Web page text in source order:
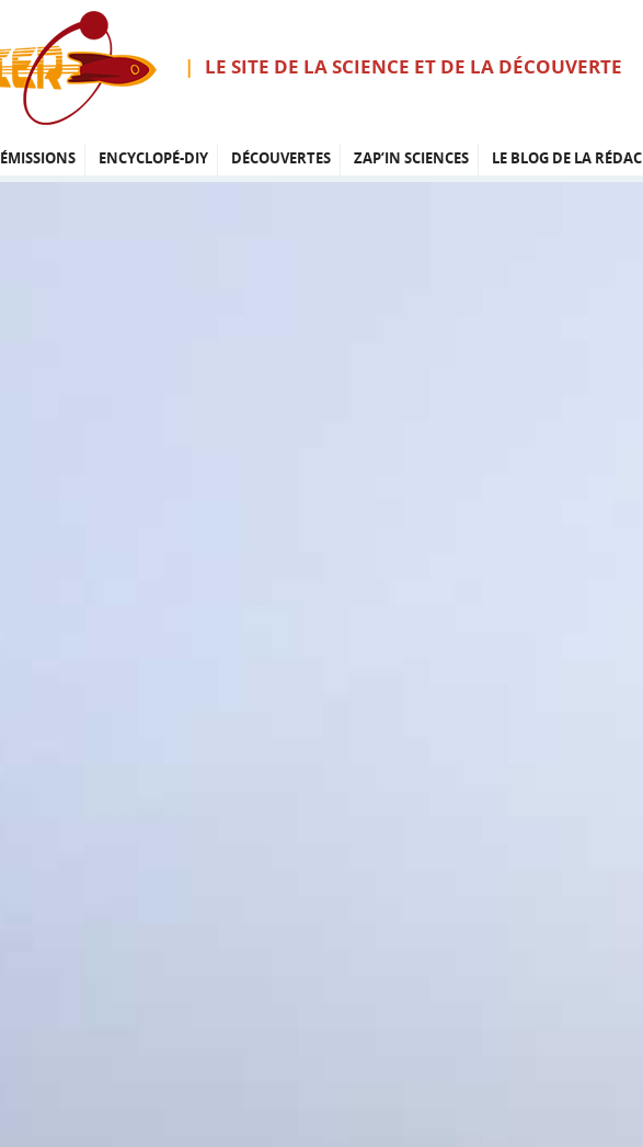
LE SITE DE LA SCIENCE ET DE LA DÉCOUVERTE
ÉMISSIONS ENCYCLOPÉ-DIY DÉCOUVERTES ZAP’IN SCIENCES LE BLOG DE LA RÉDAC